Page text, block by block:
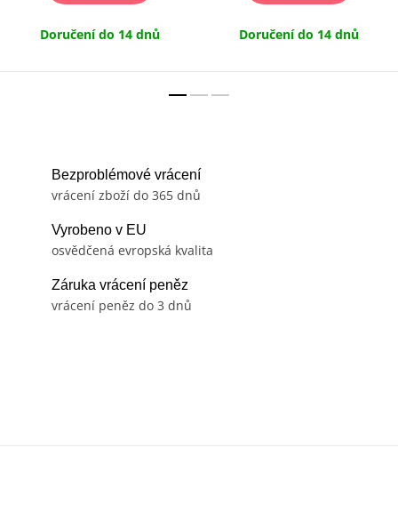
Doručení do 14 dnů Doručení do 14 dnů
Bezproblémové vrácení
vrácení zboží do 365 dnů
Vyrobeno v EU
osvědčená evropská kvalita
Záruka vrácení peněz
vrácení peněz do 3 dnů